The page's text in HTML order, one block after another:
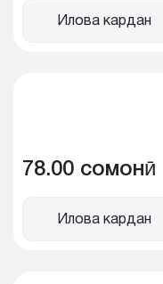
Илова кардан
78.00 сомонӣ
Илова кардан